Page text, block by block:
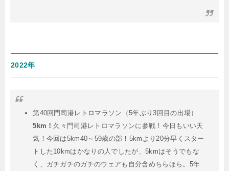
2022年
第40回門司港レトロマラソン（5年ぶり3回目の出場）
5km！ 久々門司港レトロマラソンに参戦！今日もいい天
気！今回は5km40～59歳の部！5kmより20分早くスター
トした10kmはかなりの人でしたが、5kmはそうでもな
く、ガチガチのガチのウェアも自分含めちらほら。5年